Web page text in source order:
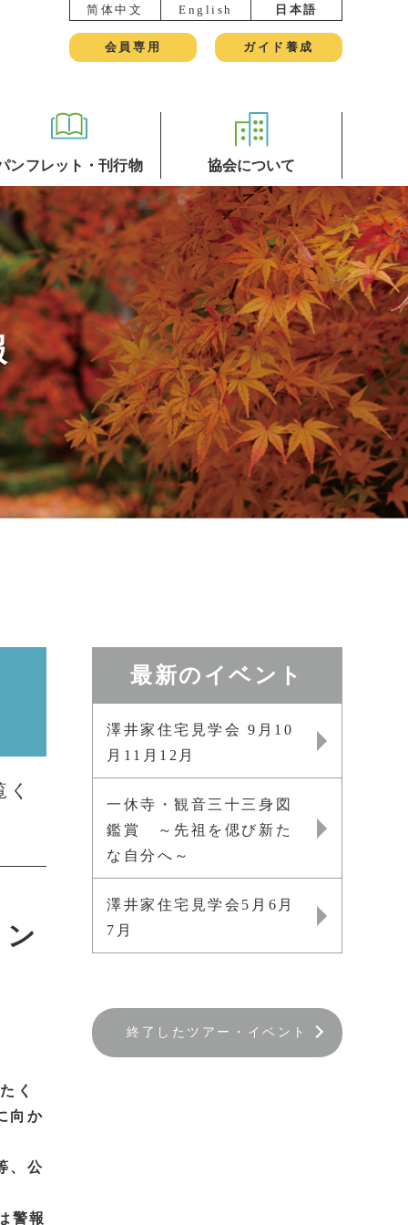
简体中文 English 日本語
会員専用 ガイド養成
ンフレット・刊行物 協会について
く
向か
、公
警報
最新のイベント
澤井家住宅見学会 9月10
月11月12月
一休寺・観音三十三身図
鑑賞 ～先祖を偲び新た
な自分へ～
澤井家住宅見学会5月6月
7月
終了したツアー・イベント